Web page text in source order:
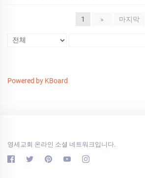
1 » 마지막
Powered by KBoard
영세교회 온라인 소셜 네트워크입니다.